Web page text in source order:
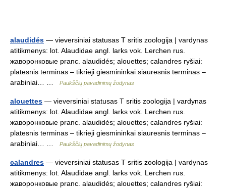
alaudidés — vieversiniai statusas T sritis zoologija | vardynas
atitikmenys: lot. Alaudidae angl. larks vok. Lerchen rus.
жаворонковые pranc. alaudidés; alouettes; calandres ryšiai:
platesnis terminas – tikrieji giesmininkai siauresnis terminas –
arabiniai… …
Paukščių pavadinimų žodynas
alouettes — vieversiniai statusas T sritis zoologija | vardynas
atitikmenys: lot. Alaudidae angl. larks vok. Lerchen rus.
жаворонковые pranc. alaudidés; alouettes; calandres ryšiai:
platesnis terminas – tikrieji giesmininkai siauresnis terminas –
arabiniai… …
Paukščių pavadinimų žodynas
calandres — vieversiniai statusas T sritis zoologija | vardynas
atitikmenys: lot. Alaudidae angl. larks vok. Lerchen rus.
жаворонковые pranc. alaudidés; alouettes; calandres ryšiai: